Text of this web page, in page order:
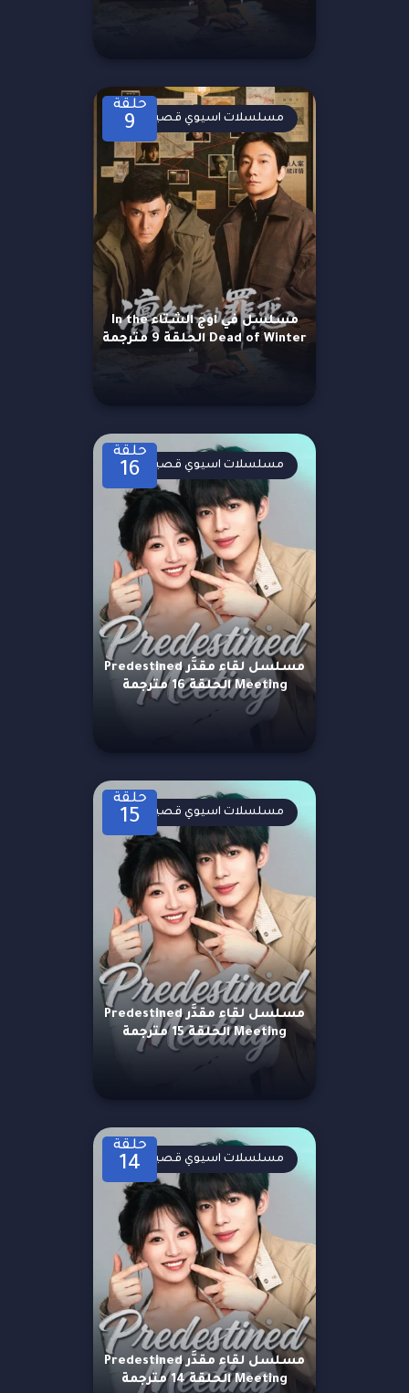
حلقة
9
مسلسل في اوج الشتاء In the
Dead of Winter الحلقة 9 مترجمة
مسلسلات اسيوي قصيرة
حلقة
16
مسلسل لقاء مقدَّر Predestined
Meeting الحلقة 16 مترجمة
مسلسلات اسيوي قصيرة
حلقة
15
مسلسل لقاء مقدَّر Predestined
Meeting الحلقة 15 مترجمة
مسلسلات اسيوي قصيرة
حلقة
14
مسلسل لقاء مقدَّر Predestined
Meeting الحلقة 14 مترجمة
مسلسلات اسيوي قصيرة